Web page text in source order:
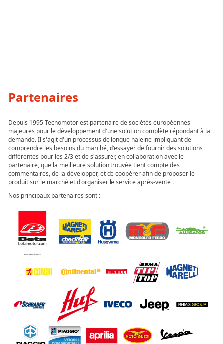
Partenaires
Depuis 1995 Tecnomotor est partenaire de sociétés européennes
majeures pour le développement d'une solution complète répondant à la
demande. Il s'agit d'un processus de longue haleine impliquant de
comprendre les besoins du marché, d'essayer de fournir des solutions
différentes pour les 2/3 et de s'assurer, en collaboration avec le
partenaire, que la meilleure solution trouvée tient compte des
commentaires, de la développer, et de coopérer afin de proposer le
produit sur le marché et d'organiser le service après-vente .
Nos principaux partenaires sont :